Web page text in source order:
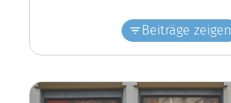
Beiträge zeigen